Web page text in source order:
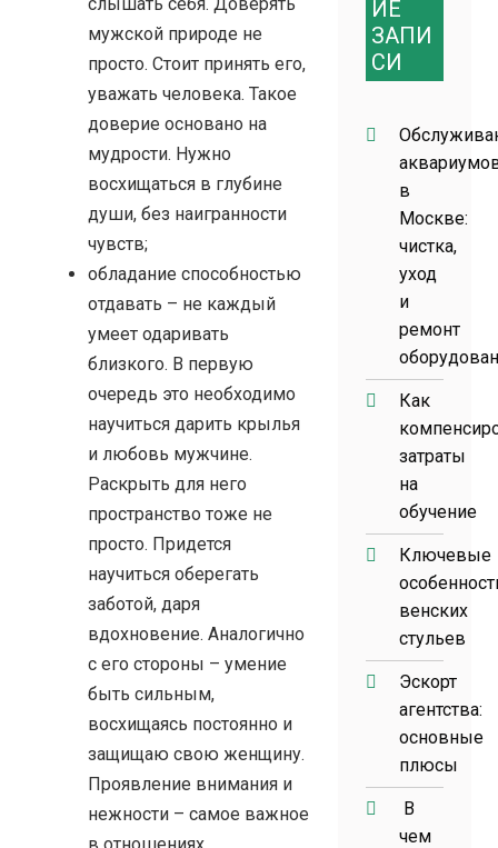
мужской природе не
просто. Стоит принять его,
уважать человека. Такое
доверие основано на
мудрости. Нужно
восхищаться в глубине
души, без наигранности
чувств;
обладание способностью
отдавать – не каждый
умеет одаривать
близкого. В первую
очередь это необходимо
научиться дарить крылья
и любовь мужчине.
Раскрыть для него
пространство тоже не
просто. Придется
научиться оберегать
заботой, даря
вдохновение. Аналогично
с его стороны – умение
быть сильным,
восхищаясь постоянно и
защищаю свою женщину.
Проявление внимания и
нежности – самое важное
ИЕ
ЗАПИ
СИ
в
Москве:
чистка,
уход
и
ремонт
Как
затраты
на
обучение
Ключевые
венских
стульев
Эскорт
агентства:
основные
плюсы
В
чем